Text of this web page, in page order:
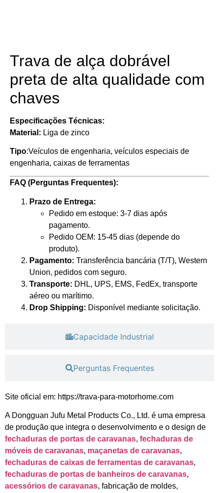
Capacidade Industrial
Perguntas Frequentes
​​Trava de alça dobrável
preta de alta qualidade com
chaves
Especificações Técnicas:
Material: Liga de zinco
Tipo:Veículos de engenharia, veículos especiais de
engenharia, caixas de ferramentas
FAQ (Perguntas Frequentes):
Prazo de Entrega:
Pedido em estoque: 3-7 dias após
pagamento.
Pedido OEM: 15-45 dias (depende do
produto).
Pagamento: Transferência bancária (T/T), Western
Union, pedidos com seguro.
Transporte: DHL, UPS, EMS, FedEx, transporte
aéreo ou marítimo.
Drop Shipping: Disponível mediante solicitação.
Site oficial em: https://trava-para-motorhome.com
A Dongguan Jufu Metal Products Co., Ltd. é uma empresa
de produção que integra o desenvolvimento e o design de
fechaduras de portas de caravanas, fechaduras de
móveis de caravanas, maçanetas de caravanas,
fechaduras de caixas de ferramentas de caravanas,
fechaduras de portas de banheiros de caravanas,
acessórios de caravanas, fabricação de moldes,